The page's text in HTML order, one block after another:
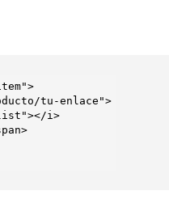
>
tu-enlace">
></i>
>